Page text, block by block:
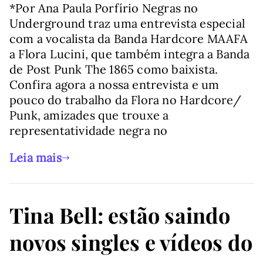
*Por Ana Paula Porfírio Negras no
Underground traz uma entrevista especial
com a vocalista da Banda Hardcore MAAFA
a Flora Lucini, que também integra a Banda
de Post Punk The 1865 como baixista.
Confira agora a nossa entrevista e um
pouco do trabalho da Flora no Hardcore/
Punk, amizades que trouxe a
representatividade negra no
Leia mais
Tina Bell: estão saindo
novos singles e vídeos do